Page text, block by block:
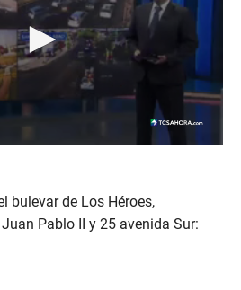
bulevar de Los Héroes,
Pablo II y 25 avenida Sur: